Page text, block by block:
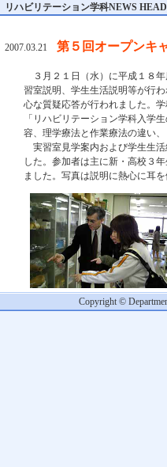
リハビリテーション学科NEWS
2007.03.21 第５回オープンキ
３月２１日（水）に平成１８
習室説明、学生生活説明等が行
心な質疑応答が行われました。
「リハビリテーション学科入学
容、理学療法と作業療法の違い
実習室見学案内および学生生活
した。参加者は主に新・高校３
ました。写真は説明に熱心に耳
Copyright ©